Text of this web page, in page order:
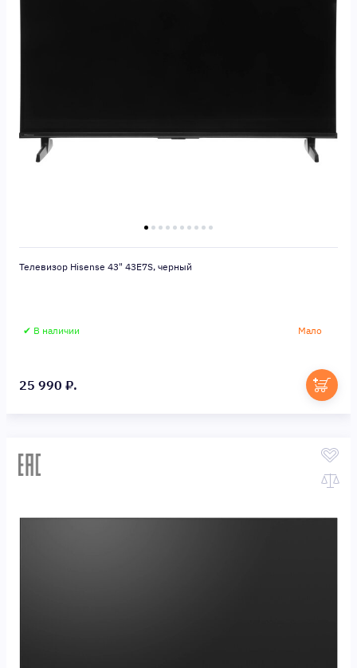
Телевизор Hisense 43" 43E7S, черный
✔ В наличии Мало
25 990 ₽.